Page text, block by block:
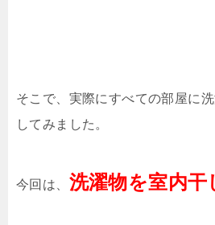
そこで、実際にすべての部屋に
してみました。
今回は、 洗濯物を室内干